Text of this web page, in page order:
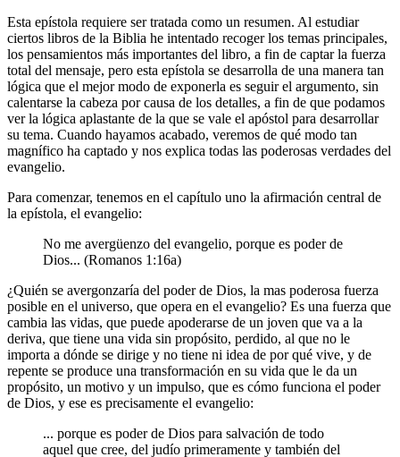
Esta epístola requiere ser tratada como un resumen. Al estudiar
ciertos libros de la Biblia he intentado recoger los temas principales,
los pensamientos más importantes del libro, a fin de captar la fuerza
total del mensaje, pero esta epístola se desarrolla de una manera tan
lógica que el mejor modo de exponerla es seguir el argumento, sin
calentarse la cabeza por causa de los detalles, a fin de que podamos
ver la lógica aplastante de la que se vale el apóstol para desarrollar
su tema. Cuando hayamos acabado, veremos de qué modo tan
magnífico ha captado y nos explica todas las poderosas verdades del
evangelio.
Para comenzar, tenemos en el capítulo uno la afirmación central de
la epístola, el evangelio:
No me avergüenzo del evangelio, porque es poder de
Dios... (Romanos 1:16a)
¿Quién se avergonzaría del poder de Dios, la mas poderosa fuerza
posible en el universo, que opera en el evangelio? Es una fuerza que
cambia las vidas, que puede apoderarse de un joven que va a la
deriva, que tiene una vida sin propósito, perdido, al que no le
importa a dónde se dirige y no tiene ni idea de por qué vive, y de
repente se produce una transformación en su vida que le da un
propósito, un motivo y un impulso, que es cómo funciona el poder
de Dios, y ese es precisamente el evangelio:
... porque es poder de Dios para salvación de todo
aquel que cree, del judío primeramente y también del